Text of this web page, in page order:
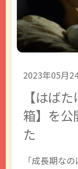
2023年05月
【はば
箱】を公
「成長期な